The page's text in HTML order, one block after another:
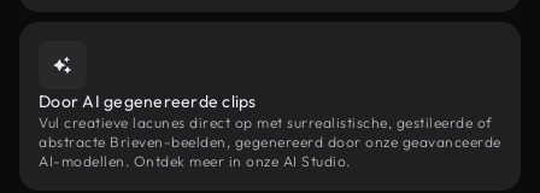
Door AI gegenereerde clips
Vul creatieve lacunes direct op met surrealistische, gestileerde of
abstracte Brieven-beelden, gegenereerd door onze geavanceerde
AI-modellen. Ontdek meer in onze AI Studio.